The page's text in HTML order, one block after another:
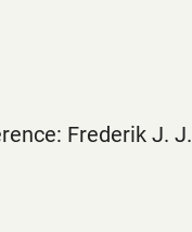
Frederik J. J.